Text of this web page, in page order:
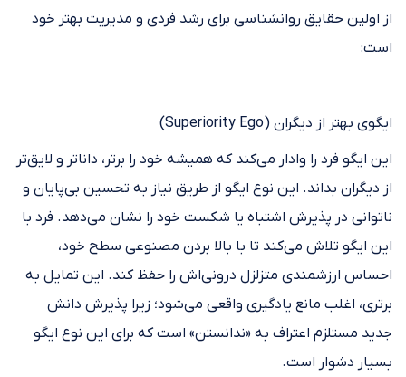
از اولین حقایق روانشناسی برای رشد فردی و مدیریت بهتر خود
است:
ایگوی بهتر از دیگران (Superiority Ego)
این ایگو فرد را وادار می‌کند که همیشه خود را برتر، داناتر و لایق‌تر
از دیگران بداند. این نوع ایگو از طریق نیاز به تحسین بی‌پایان و
ناتوانی در پذیرش اشتباه یا شکست خود را نشان می‌دهد. فرد با
این ایگو تلاش می‌کند تا با بالا بردن مصنوعی سطح خود،
احساس ارزشمندی متزلزل درونی‌اش را حفظ کند. این تمایل به
برتری، اغلب مانع یادگیری واقعی می‌شود؛ زیرا پذیرش دانش
جدید مستلزم اعتراف به «ندانستن» است که برای این نوع ایگو
بسیار دشوار است.